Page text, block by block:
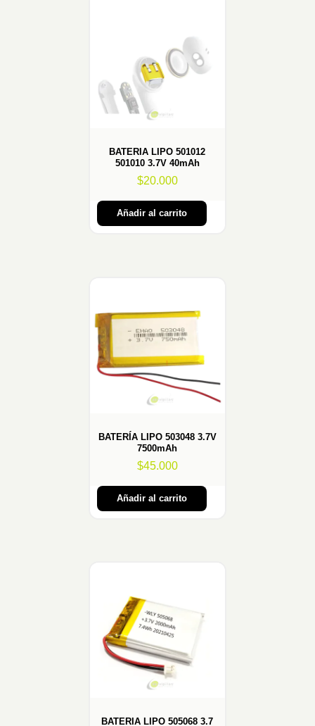
BATERIA LIPO 501012
501010 3.7V 40mAh
$20.000
Añadir al carrito
BATERÍA LIPO 503048 3.7V
7500mAh
$45.000
Añadir al carrito
BATERIA LIPO 505068 3.7